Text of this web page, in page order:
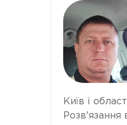
Київ і
Розв'язання